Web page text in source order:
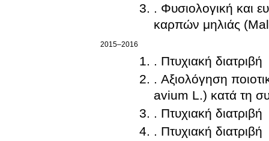
. Φυσιολογική και
καρπών μηλιάς
2015–2016
. Πτυχιακή διατριβή
. Αξιολόγηση
avium L.) κατά τη
. Πτυχιακή διατριβή
. Πτυχιακή διατριβή